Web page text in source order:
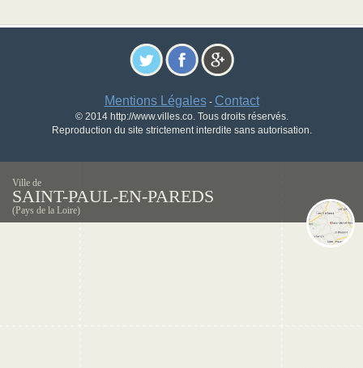
Mentions Légales- Contact
© 2014 http://www.villes.co. Tous droits réservés.
Reproduction du site strictement interdite sans autorisation.
Ville de
SAINT-PAUL-EN-PAREDS
(Pays de la Loire)